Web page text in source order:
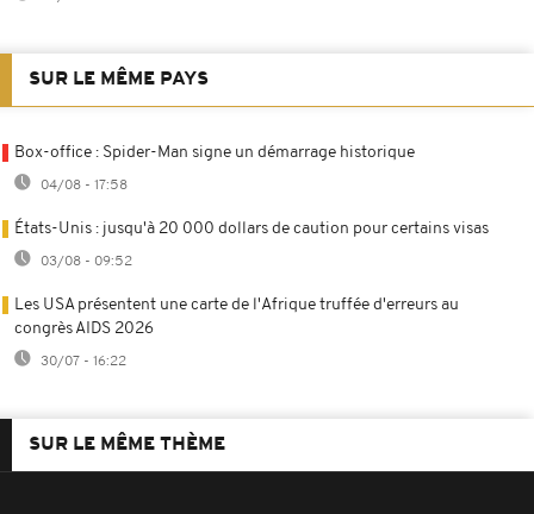
SUR LE MÊME PAYS
Box-office : Spider-Man signe un démarrage historique
04/08 - 17:58
États-Unis : jusqu'à 20 000 dollars de caution pour certains visas
03/08 - 09:52
Les USA présentent une carte de l'Afrique truffée d'erreurs au
congrès AIDS 2026
30/07 - 16:22
SUR LE MÊME THÈME